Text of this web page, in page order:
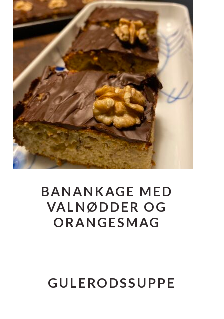
FOOTER
BANANKAGE MED
VALNØDDER OG
ORANGESMAG
GULERODSSUPPE